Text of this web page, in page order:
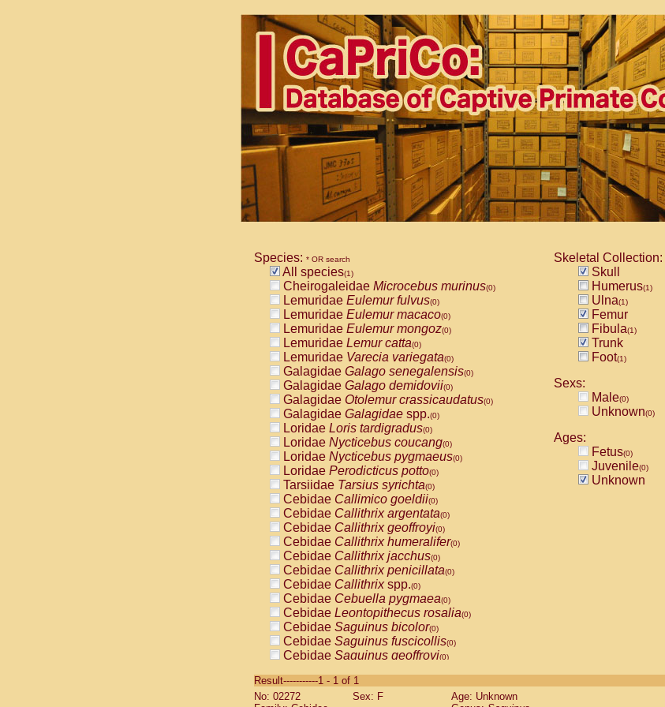
Species: * OR search
All species(1)
Cheirogaleidae Microcebus murinus(0)
Lemuridae Eulemur fulvus(0)
Lemuridae Eulemur macaco(0)
Lemuridae Eulemur mongoz(0)
Lemuridae Lemur catta(0)
Lemuridae Varecia variegata(0)
Galagidae Galago senegalensis(0)
Galagidae Galago demidovii(0)
Galagidae Otolemur crassicaudatus(0)
Galagidae Galagidae spp.(0)
Loridae Loris tardigradus(0)
Loridae Nycticebus coucang(0)
Loridae Nycticebus pygmaeus(0)
Loridae Perodicticus potto(0)
Tarsiidae Tarsius syrichta(0)
Cebidae Callimico goeldii(0)
Cebidae Callithrix argentata(0)
Cebidae Callithrix geoffroyi(0)
Cebidae Callithrix humeralifer(0)
Cebidae Callithrix jacchus(0)
Cebidae Callithrix penicillata(0)
Cebidae Callithrixspp.(0)
Cebidae Cebuella pygmaea(0)
Cebidae Leontopithecus rosalia(0)
Cebidae Saguinus bicolor(0)
Cebidae Saguinus fuscicollis(0)
Cebidae Saguinus geoffroyi(0)
CebidaeSaguinus labiatus(0)
Cebidae Saguinus leucopus (0)
Skeletal Collection:
Skull
Humerus(1)
Ulna(1)
Femur
Fibula(1)
Trunk
Foot(1)
Sexs:
Male(0)
Unknown(0)
Ages:
Fetus(0)
Juvenile(0)
Unknown
Result-----------1 - 1 of 1
No: 02272
Sex: F
Age: Unknown